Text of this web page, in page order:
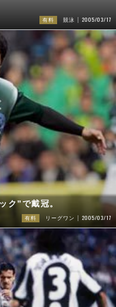
有料 競泳 2005/03/17
ク”で戴冠。
有料 リーグワン 2005/03/17